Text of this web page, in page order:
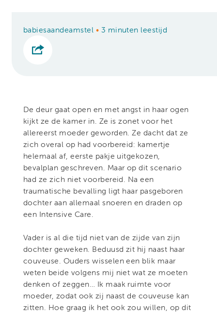
babiesaandeamstel • 3 minuten leestijd
De deur gaat open en met angst in haar ogen
kijkt ze de kamer in. Ze is zonet voor het
allereerst moeder geworden. Ze dacht dat ze
zich overal op had voorbereid: kamertje
helemaal af, eerste pakje uitgekozen,
bevalplan geschreven. Maar op dit scenario
had ze zich niet voorbereid. Na een
traumatische bevalling ligt haar pasgeboren
dochter aan allemaal snoeren en draden op
een Intensive Care.
Vader is al die tijd niet van de zijde van zijn
dochter geweken. Beduusd zit hij naast haar
couveuse. Ouders wisselen een blik maar
weten beide volgens mij niet wat ze moeten
denken of zeggen… Ik maak ruimte voor
moeder, zodat ook zij naast de couveuse kan
zitten. Hoe graag ik het ook zou willen, op dit